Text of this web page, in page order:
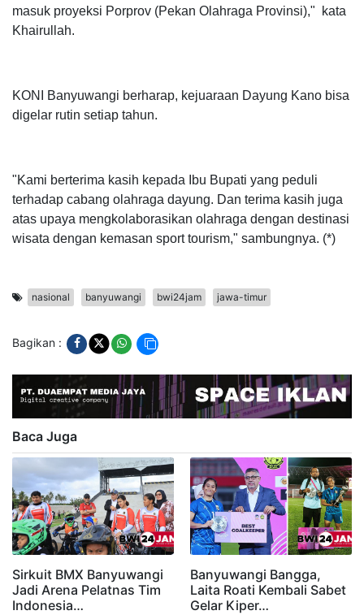
masuk proyeksi Porprov (Pekan Olahraga Provinsi)," kata
Khairullah.
KONI Banyuwangi berharap, kejuaraan Dayung Kano bisa
digelar rutin setiap tahun.
"Kami berterima kasih kepada Ibu Bupati yang peduli
terhadap cabang olahraga dayung. Dan terima kasih juga
atas upaya mengkolaborasikan olahraga dengan destinasi
wisata dengan kemasan sport tourism," sambungnya. (*)
nasional banyuwangi bwi24jam jawa-timur
Bagikan :
Baca Juga
Sirkuit BMX Banyuwangi
Jadi Arena Pelatnas Tim
Indonesia…
Banyuwangi Bangga,
Laita Roati Kembali Sabet
Gelar Kiper…